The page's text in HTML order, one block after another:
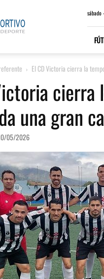
sábado
El CD Victoria cierra la
una gran
05/2026